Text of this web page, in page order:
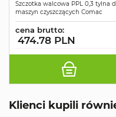
BTS TYŁ PPL 0.3
Szczotka walcowa PPL 0,3 tylna
maszyn czyszczących Comac
cena brutto:
474.78 PLN
Klienci kupili